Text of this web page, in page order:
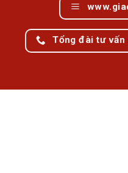
Tổng đài tư vấn